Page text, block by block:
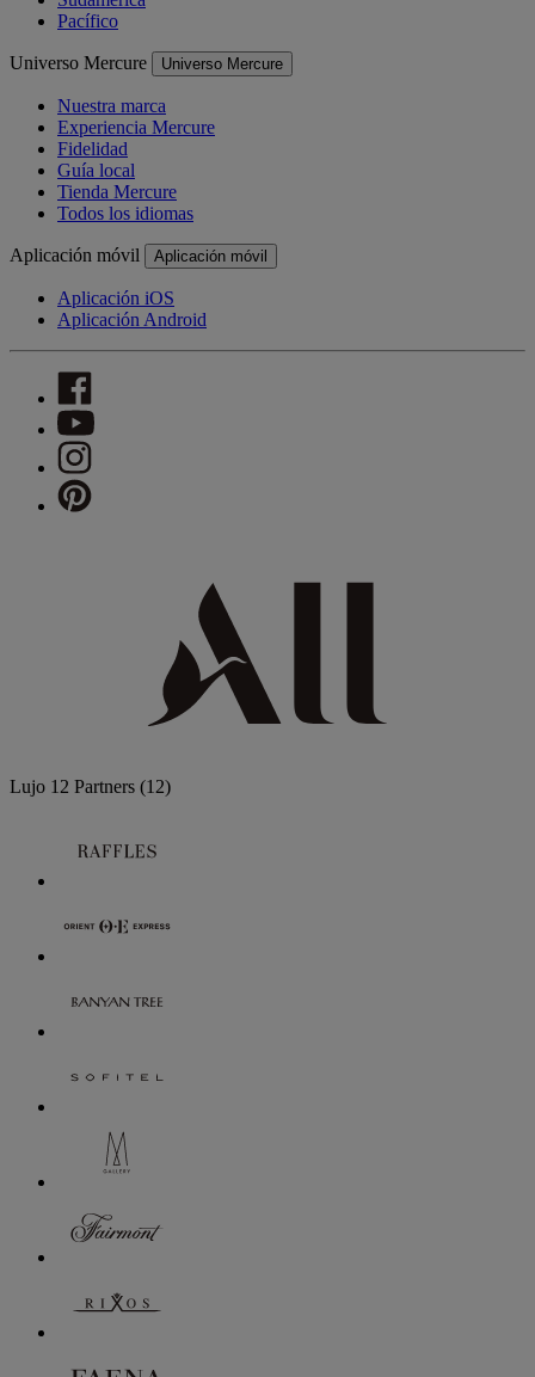
Pacífico
Universo Mercure Universo Mercure
Nuestra marca
Experiencia Mercure
Fidelidad
Guía local
Tienda Mercure
Todos los idiomas
Aplicación móvil Aplicación móvil
Aplicación iOS
Aplicación Android
Lujo 12 Partners (12)